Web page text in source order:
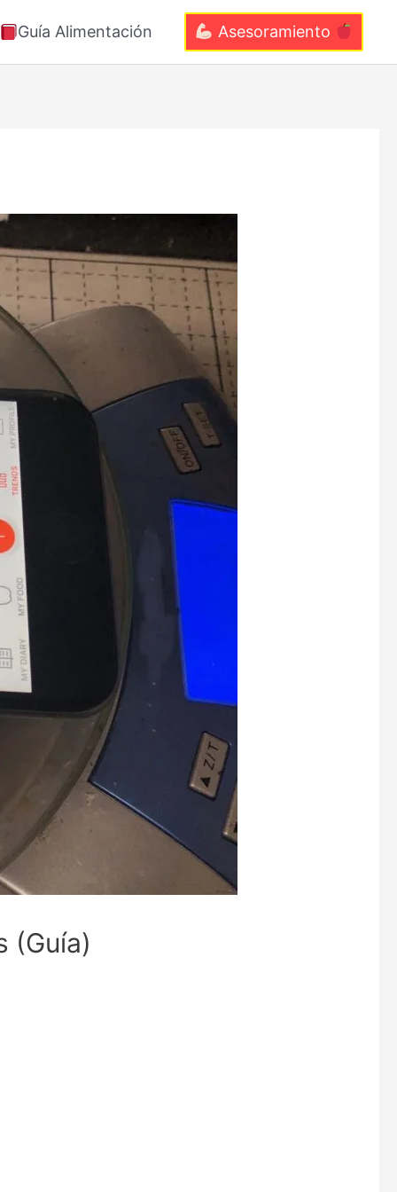
Guía Alimentación Asesoramiento
(Guía)